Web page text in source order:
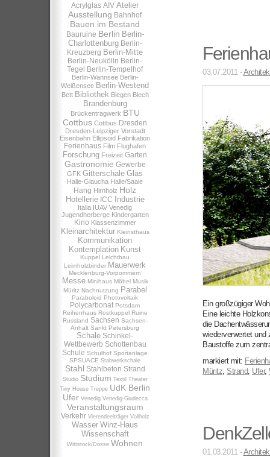
Acrylglas AIV Atelier
Ausstellung Bahnhof
Bauen im Bestand
Bauruine Berlin Berlin-
Charlottenburg Berlin-
Kreuzberg Berlin-Mitte
Berlin-Neukölln Berlin-
Tegel
Berlin-Tempelhof
Berlin-Wannsee Berlin-
Weißensee Berlin-Westend
Bett Bibliothek Biegen Blech
Brandenburg
Brückentragwerk BTU
Cottbus Cottbus Dresden
Dresden-Leipziger Vorstadt
Eisenbahn Ellipsoid Fabrikation
Ferienhaus Film Flughafen
Forschung Freizeit Garten
Gastronomie Gewerbe
GFK Gitterschale Glas
Halle-Glaucha Halle/Saale
Hang Hirnholz Holz
Hotellerie ICC Industrie
Italia IUAV Venedig
Jugendherberge Kindergarten
Kino Klassenzimmer
Kleinarchitektur Kleinsthaus
Kommunikation
Kontemplation Kunst
Kuppel Leichtbau
Leimholzbinder Mauerwerk
Mecklenburg-Vorpommern
Messe Minihaus Möbel Musik
Müritz Nachnutzung Parabel
Paraboloid Photovoltaik
Polycarbonat Potsdam
Reihenhaus Rostkuppel Ruine
Russland Sachsen Sachsen-
Anhalt Sankt Petersburg
Schale Schinkel-
Wettbewerb Schottenbau
Schule Schulhof Sportanlage
SPSUACE Stabwerkschale
Stahl Stahlbeton Strand
Studio Studium Textil Theater
Tiny House Treppe UdK Berlin
Ufer Venedig Venedig-Giudecca
Veranstaltungsraum
Verkehr Vierendeelträger Vollholz
Wasser Winz-Haus
Wissenschaft
Wittstock/Dosse Wohnen
03.07.2011 -
Ein großzügiger
Eine leichte
die
wiederverwertet und
Baustoffe zum
markiert mit:
Müritz, Strand, Ufer,
01.03.2011 -